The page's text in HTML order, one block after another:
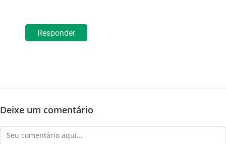
Responder
Deixe um comentário